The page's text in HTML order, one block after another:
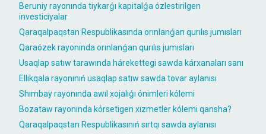
Beruniy rayonında tiykarǵı kapitalǵa ózlestirilgen
investiciyalar
Qaraqalpaqstan Respublikasında orınlanǵan qurılıs jumısları
Qaraózek rayonında orınlanǵan qurılıs jumısları
Usaqlap satıw tarawında hárekettegi sawda kárxanaları sanı
Ellikqala rayonınıń usaqlap satıw sawda tovar aylanısı
Shımbay rayonında awıl xojalıǵı ónimleri kólemi
Bozataw rayonında kórsetigen xızmetler kólemi qansha?
Qaraqalpaqstan Respublikasınıń sırtqı sawda aylanısı